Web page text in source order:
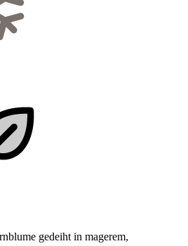
gedeiht in magerem,